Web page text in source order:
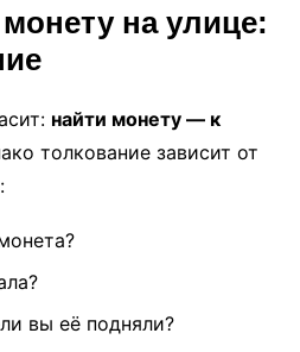
на улице:
найти монету — к
толкование зависит от
вы её подняли?